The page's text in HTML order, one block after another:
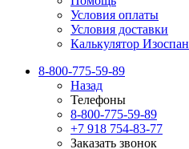
Условия оплаты
Условия доставки
Калькулятор Изоспан
8-800-775-59-89
Назад
Телефоны
8-800-775-59-89
+7 918 754-83-77
Заказать звонок